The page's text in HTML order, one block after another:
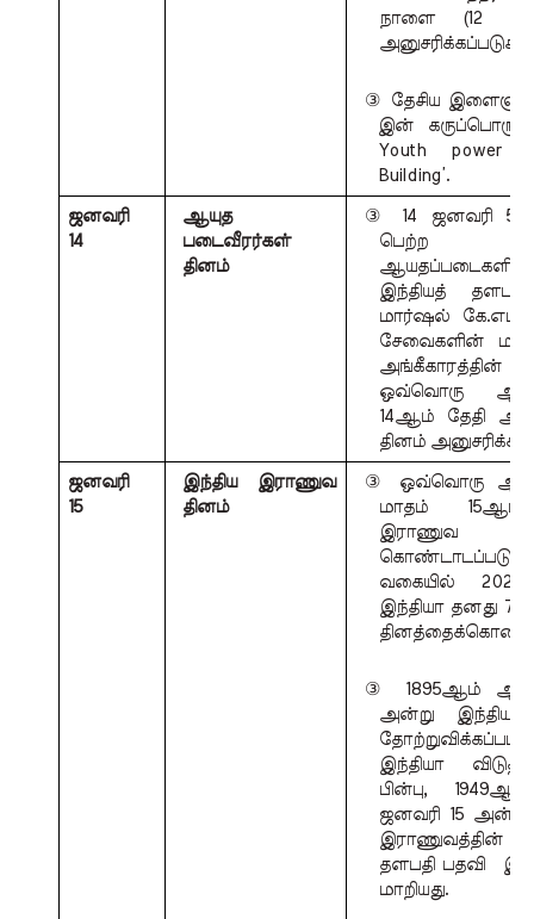
நாளை (12
③ தேசிய இளைஞர்
இன்  கருப்பொருள்:
Youth power
Building’.
ஜனவரி
14
ஆயுத
படைவீரர்கள்
தினம்
③ 14 ஜனவரி 53
பெற்ற
இந்தியத்
மார்ஷல்
சேவைகளின்
அங்கீகாரத்தின்
ஒவ்வொரு
14ஆம் தேதி
தினம்
ஜனவரி
15
இந்திய இராணுவ
தினம்
③ ஒவ்வொரு
மாதம்  15ஆம்
வகையில்
இந்தியா தனது
③ 1895ஆம்
அன்று இந்திய
இந்தியா
பின்பு,
ஜனவரி 15
தளபதி பதவி
மாறியது.